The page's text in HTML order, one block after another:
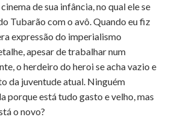
de sua infância, no qual ele se
Tubarão com o avô. Quando eu fiz
expressão do imperialismo
apesar de trabalhar num
o herdeiro do heroi se acha vazio e
da juventude atual. Ninguém
porque está tudo gasto e velho, mas
o novo?